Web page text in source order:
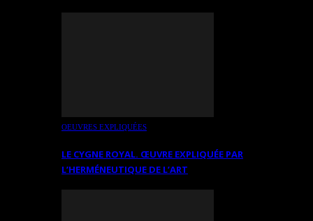
OEUVRES EXPLIQUÉES
LE CYGNE ROYAL. ŒUVRE EXPLIQUÉE PAR
L’HERMÉNEUTIQUE DE L’ART